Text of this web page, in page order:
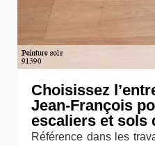
Choisissez
Jean-François
escaliers et sols
Référence dans les